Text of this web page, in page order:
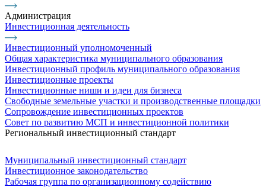
Администрация
Инвестиционная деятельность
Инвестиционный уполномоченный
Общая характеристика муниципального образования
Инвестиционный профиль муниципального образования
Инвестиционные проекты
Инвестиционные ниши и идеи для бизнеса
Свободные земельные участки и производственные площадки
Сопровождение инвестиционных проектов
Совет по развитию МСП и инвестиционной политики
Региональный инвестиционный стандарт
Муниципальный инвестиционный стандарт
Инвестиционное законодательство
Рабочая группа по организационному содействию